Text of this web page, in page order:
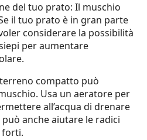
del tuo prato: Il muschio
il tuo prato è in gran parte
considerare la possibilità
per aumentare
compatto può
Usa un aeratore per
all’acqua di drenare
anche aiutare le radici
forti.